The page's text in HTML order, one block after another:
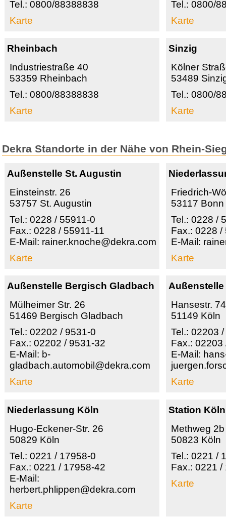
Tel.: 0800/88388838
Karte
Tel.: 0800/
Karte
Rheinbach
Industriestraße 40
53359 Rheinbach
Tel.: 0800/88388838
Karte
Sinzig
Kölner
53489
Tel.: 0800/
Karte
Dekra Standorte in der Nähe von Rhein-
Außenstelle St. Augustin
Einsteinstr. 26
53757 St. Augustin
Tel.: 0228 / 55911-0
Fax.: 0228 / 55911-11
E-Mail: rainer.knoche@dekra.com
Karte
Friedrich-
53117 Bonn
Tel.: 0228 /
Fax.: 0228 /
E-Mail:
Karte
Außenstelle Bergisch Gladbach
Mülheimer Str. 26
51469 Bergisch Gladbach
Tel.: 02202 / 9531-0
Fax.: 02202 / 9531-32
E-Mail: b-
gladbach.automobil@dekra.com
Karte
Hansestr.
51149 Köln
Tel.: 02203
Fax.: 02203
E-Mail:
Karte
Niederlassung Köln
Hugo-Eckener-Str. 26
50829 Köln
Tel.: 0221 / 17958-0
Fax.: 0221 / 17958-42
E-Mail:
herbert.phlippen@dekra.com
Karte
Station Köln
Methweg 2b
50823 Köln
Tel.: 0221 /
Fax.: 0221 /
Karte